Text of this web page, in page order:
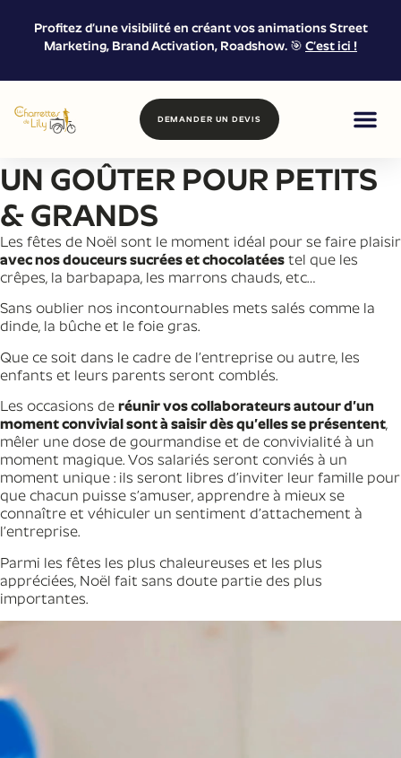
Profitez d’une visibilité en créant vos animations Street
Marketing, Brand Activation, Roadshow. 🎯 C’est ici !
DEMANDER UN DEVIS
Animation goûter de noel
Il n’y a pas d’âge pour être gourmand : notre structure se
charge de régaler les petits comme les grands. Chacun pourra
s’amuser et profiter des animations de Noël comme il se doit.
DEMANDER UN DEVIS ⟶
RÉUNISSEZ VOS
COLLABORATEURS
AUTOUR D’UN GOÛTER
DE NOËL
UN GOÛTER POUR PETITS
& GRANDS
Les fêtes de Noël sont le moment idéal pour se faire plaisir
avec nos douceurs sucrées et chocolatées tel que les
crêpes, la barbapapa, les marrons chauds, etc…
Sans oublier nos incontournables mets salés comme la
dinde, la bûche et le foie gras.
Que ce soit dans le cadre de l’entreprise ou autre, les
enfants et leurs parents seront comblés.
Les occasions de réunir vos collaborateurs autour d’un
moment convivial sont à saisir dès qu’elles se présentent,
mêler une dose de gourmandise et de convivialité à un
moment magique. Vos salariés seront conviés à un
moment unique : ils seront libres d’inviter leur famille pour
que chacun puisse s’amuser, apprendre à mieux se
connaître et véhiculer un sentiment d’attachement à
l’entreprise.
Parmi les fêtes les plus chaleureuses et les plus
appréciées, Noël fait sans doute partie des plus
importantes.